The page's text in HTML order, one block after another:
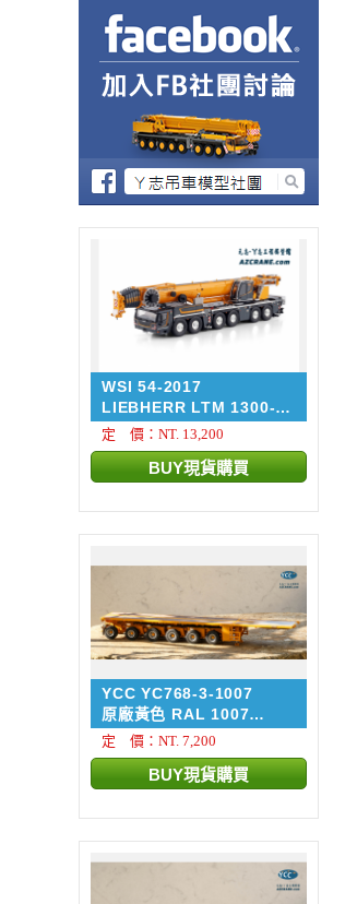
WSI 54-2017
LIEBHERR LTM 1300-
6.4 + ...
定 價：NT. 13,200
YCC YC768-3-1007
原廠黃色 RAL 1007
NOOTEB...
定 價：NT. 7,200